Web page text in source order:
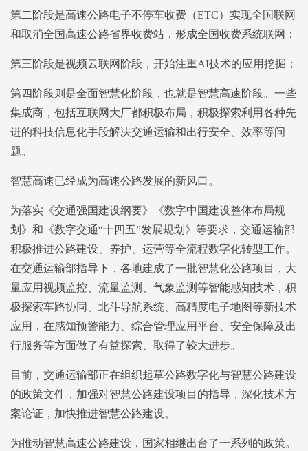
第二阶段是高速公路电子不停车收费（ETC）实现全国联网
和取消全国高速公路省界收费站，形成全国收费系统联网；
第三阶段是视频云联网阶段，开始注重AI技术的应用挖掘；
第四阶段则是全面智慧化阶段，也就是智慧高速阶段。一些
集成商，包括互联网大厂都积极布局，积极探索利用各种先
进的科技信息化手段解决交通运输和出行安全、效率等问
题。
智慧高速已经成为高速公路发展的新风口。
为落实《交通强国建设纲要》《数字中国建设整体布局规
划》和《数字交通“十四五”发展规划》等要求，交通运输部
积极推进公路建设、养护、运营等全流程数字化转型工作。
在交通运输部指导下，各地建成了一批智慧化公路项目，大
量应用视频监控、流量监测、气象监测等智能感知技术，积
极探索车路协同、北斗导航系统、高精度电子地图等新技术
应用，在感知预警能力、综合管理应用平台、安全保障及出
行服务等方面做了有益探索、取得了较大进步。
目前，交通运输部正在组织起草公路数字化与智慧公路建设
的政策文件，加强对智慧公路建设项目的指导，深化技术方
案论证，加快推进智慧公路建设。
为推动智慧高速公路建设，国家相继出台了一系列的政策。